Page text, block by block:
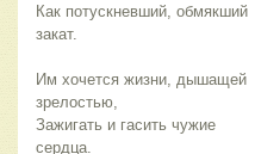
Как потускневший, обмякший
закат.
Им хочется жизни, дышащей
зрелостью,
Зажигать и гасить чужие
сердца.